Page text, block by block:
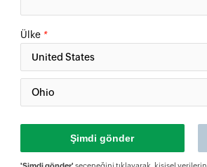
Ülke *